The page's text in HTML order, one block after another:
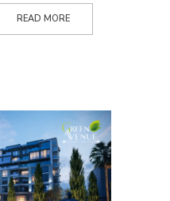
READ MORE